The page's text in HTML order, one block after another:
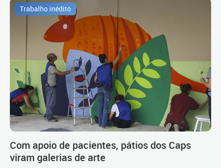
Trabalho inédito
Com apoio de pacientes, pátios dos Caps
viram galerias de arte